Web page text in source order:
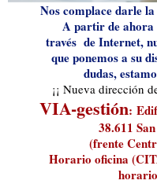
Nos complace darle
A partir de
través de Internet,
que ponemos a su
dudas,
¡¡ Nueva dirección
VIA-gestión:
38.611
(frente
Horario oficina